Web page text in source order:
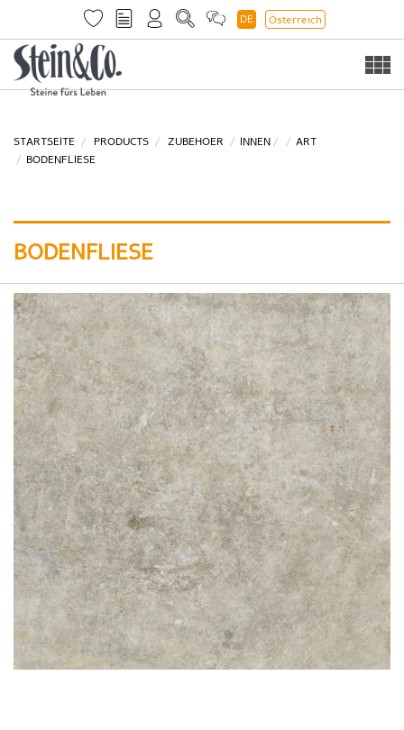
DE Österreich
STARTSEITE PRODUCTS ZUBEHOER INNEN
ART
BODENFLIESE
BODENFLIESE